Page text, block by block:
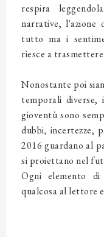
respira
narrative, l'azione
tutto ma i
riesce a
Nonostante poi
temporali diverse,
gioventù sono
dubbi, incertezze,
2016 guardano al
si proiettano nel
Ogni elemento
qualcosa al lettore